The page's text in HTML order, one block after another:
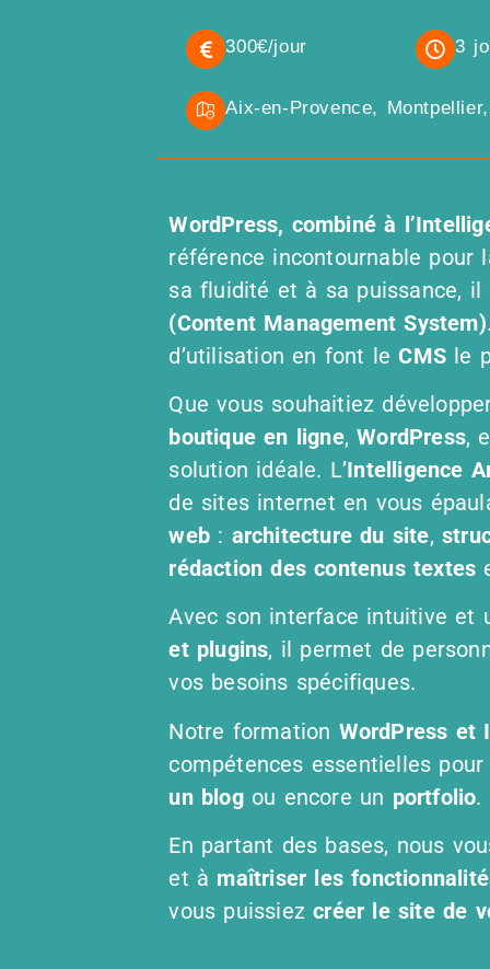
300€/jour 3
Aix-en-Provence,
WordPress, combiné à
référence incontournable pour
sa fluidité et à sa puissance,
(Content Management System)
d’utilisation en font le CMS le
Que vous souhaitiez
boutique en ligne,WordPress,
solution idéale. L’Intelligence
de sites internet en vous
web : architecture du site,
rédaction des contenus textes
Avec son interface intuitive et
et plugins, il permet de
vos besoins spécifiques.
Notre formation WordPress et
compétences essentielles
un blogou encore un portfolio.
En partant des bases, nous
et à maîtriser les
vous puissiezcréer le site de